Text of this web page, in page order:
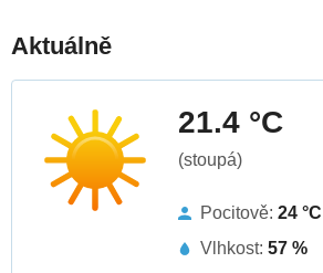
Aktuálně
21.4 °C
(stoupá)
Pocitově: 24 °C
Vlhkost: 57 %